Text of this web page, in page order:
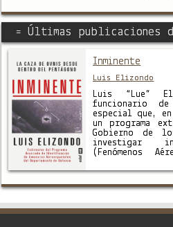
= Últimas publicaciones
Inminente
Luis Elizondo
Luis “Lue”
funcionario
especial que,
un programa
Gobierno de
investigar
(Fenómenos
sensibles como
cumplir su